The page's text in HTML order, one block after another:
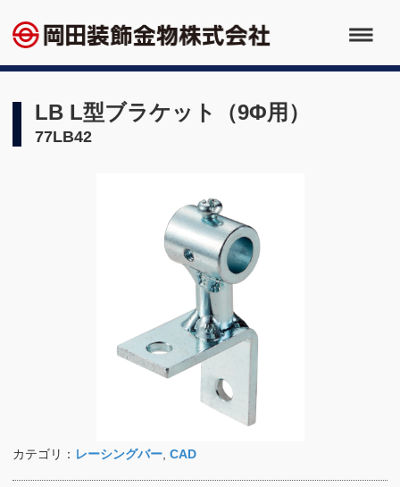
LB L型ブラケット（9Φ用）
77LB42
カテゴリ： レーシングバー CAD